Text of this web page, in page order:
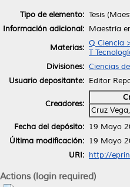
Tipo de elemento: Tesis
Información adicional: Maestría
Materias: Q Ciencia
T
Divisiones: Ciencias
Usuario depositante: Editor
Creadores:
Cruz
Fecha del depósito: 19 Mayo
Última modificación: 19 Mayo
URI: http://
Actions (login required)